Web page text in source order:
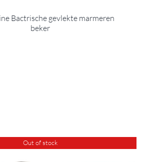
Bactrische gevlekte marmeren
beker
Out of stock